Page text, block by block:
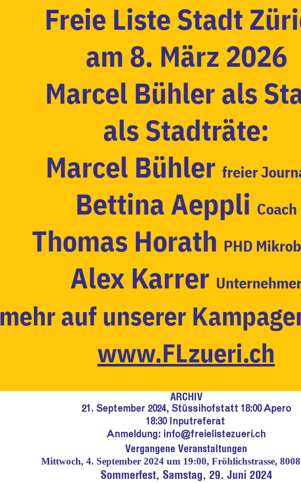
Freie Liste Stadt
am 8. März 2026
Marcel Bühler als
als Stadträte:
Marcel Bühler freier
Bettina Aeppli Coach
Thomas Horath PHD
Alex Karrer
mehr auf unserer
www.FLzueri.ch
ARCHIV
21. September 2024, Stüssihofstatt 18:00 Apero
18:30 Inputreferat
Anmeldung: info@freielistezueri.ch
Vergangene Veranstaltungen
Mittwoch, 4. September 2024 um 19:00, Fröhlichstrasse,
Sommerfest, Samstag, 29. Juni 2024